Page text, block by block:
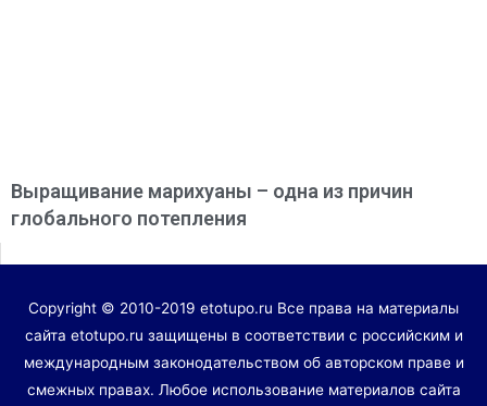
Выращивание марихуаны – одна из причин
глобального потепления
Copyright © 2010-2019 etotupo.ru Все права на материалы
сайта etotupo.ru защищены в соответствии с российским и
международным законодательством об авторском праве и
смежных правах. Любое использование материалов сайта